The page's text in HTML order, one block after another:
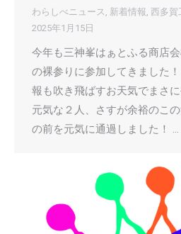
わらしべニュース 新着情報 西多賀
2025年1月15日
今年も三神峯はぁとふる商店
の裸参りに参加してきました
報も吹き飛ばすお天気でまさ
元気な２人、さすが余裕のこ
の前を元気に通過しました！ …